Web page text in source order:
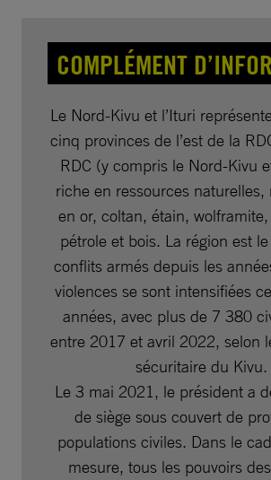
COMPLÉMENT
Le Nord-Kivu et l’Ituri
cinq provinces de l’est de la
RDC (y compris le Nord-Kivu
riche en ressources naturelles,
en or, coltan, étain,
pétrole et bois. La région est
conflits armés depuis les
violences se sont intensifiées
années, avec plus de 7 380
entre 2017 et avril 2022, selon
sécuritaire du Kivu.
Le 3 mai 2021, le président a
de siège sous couvert de
populations civiles. Dans le
mesure, tous les pouvoirs